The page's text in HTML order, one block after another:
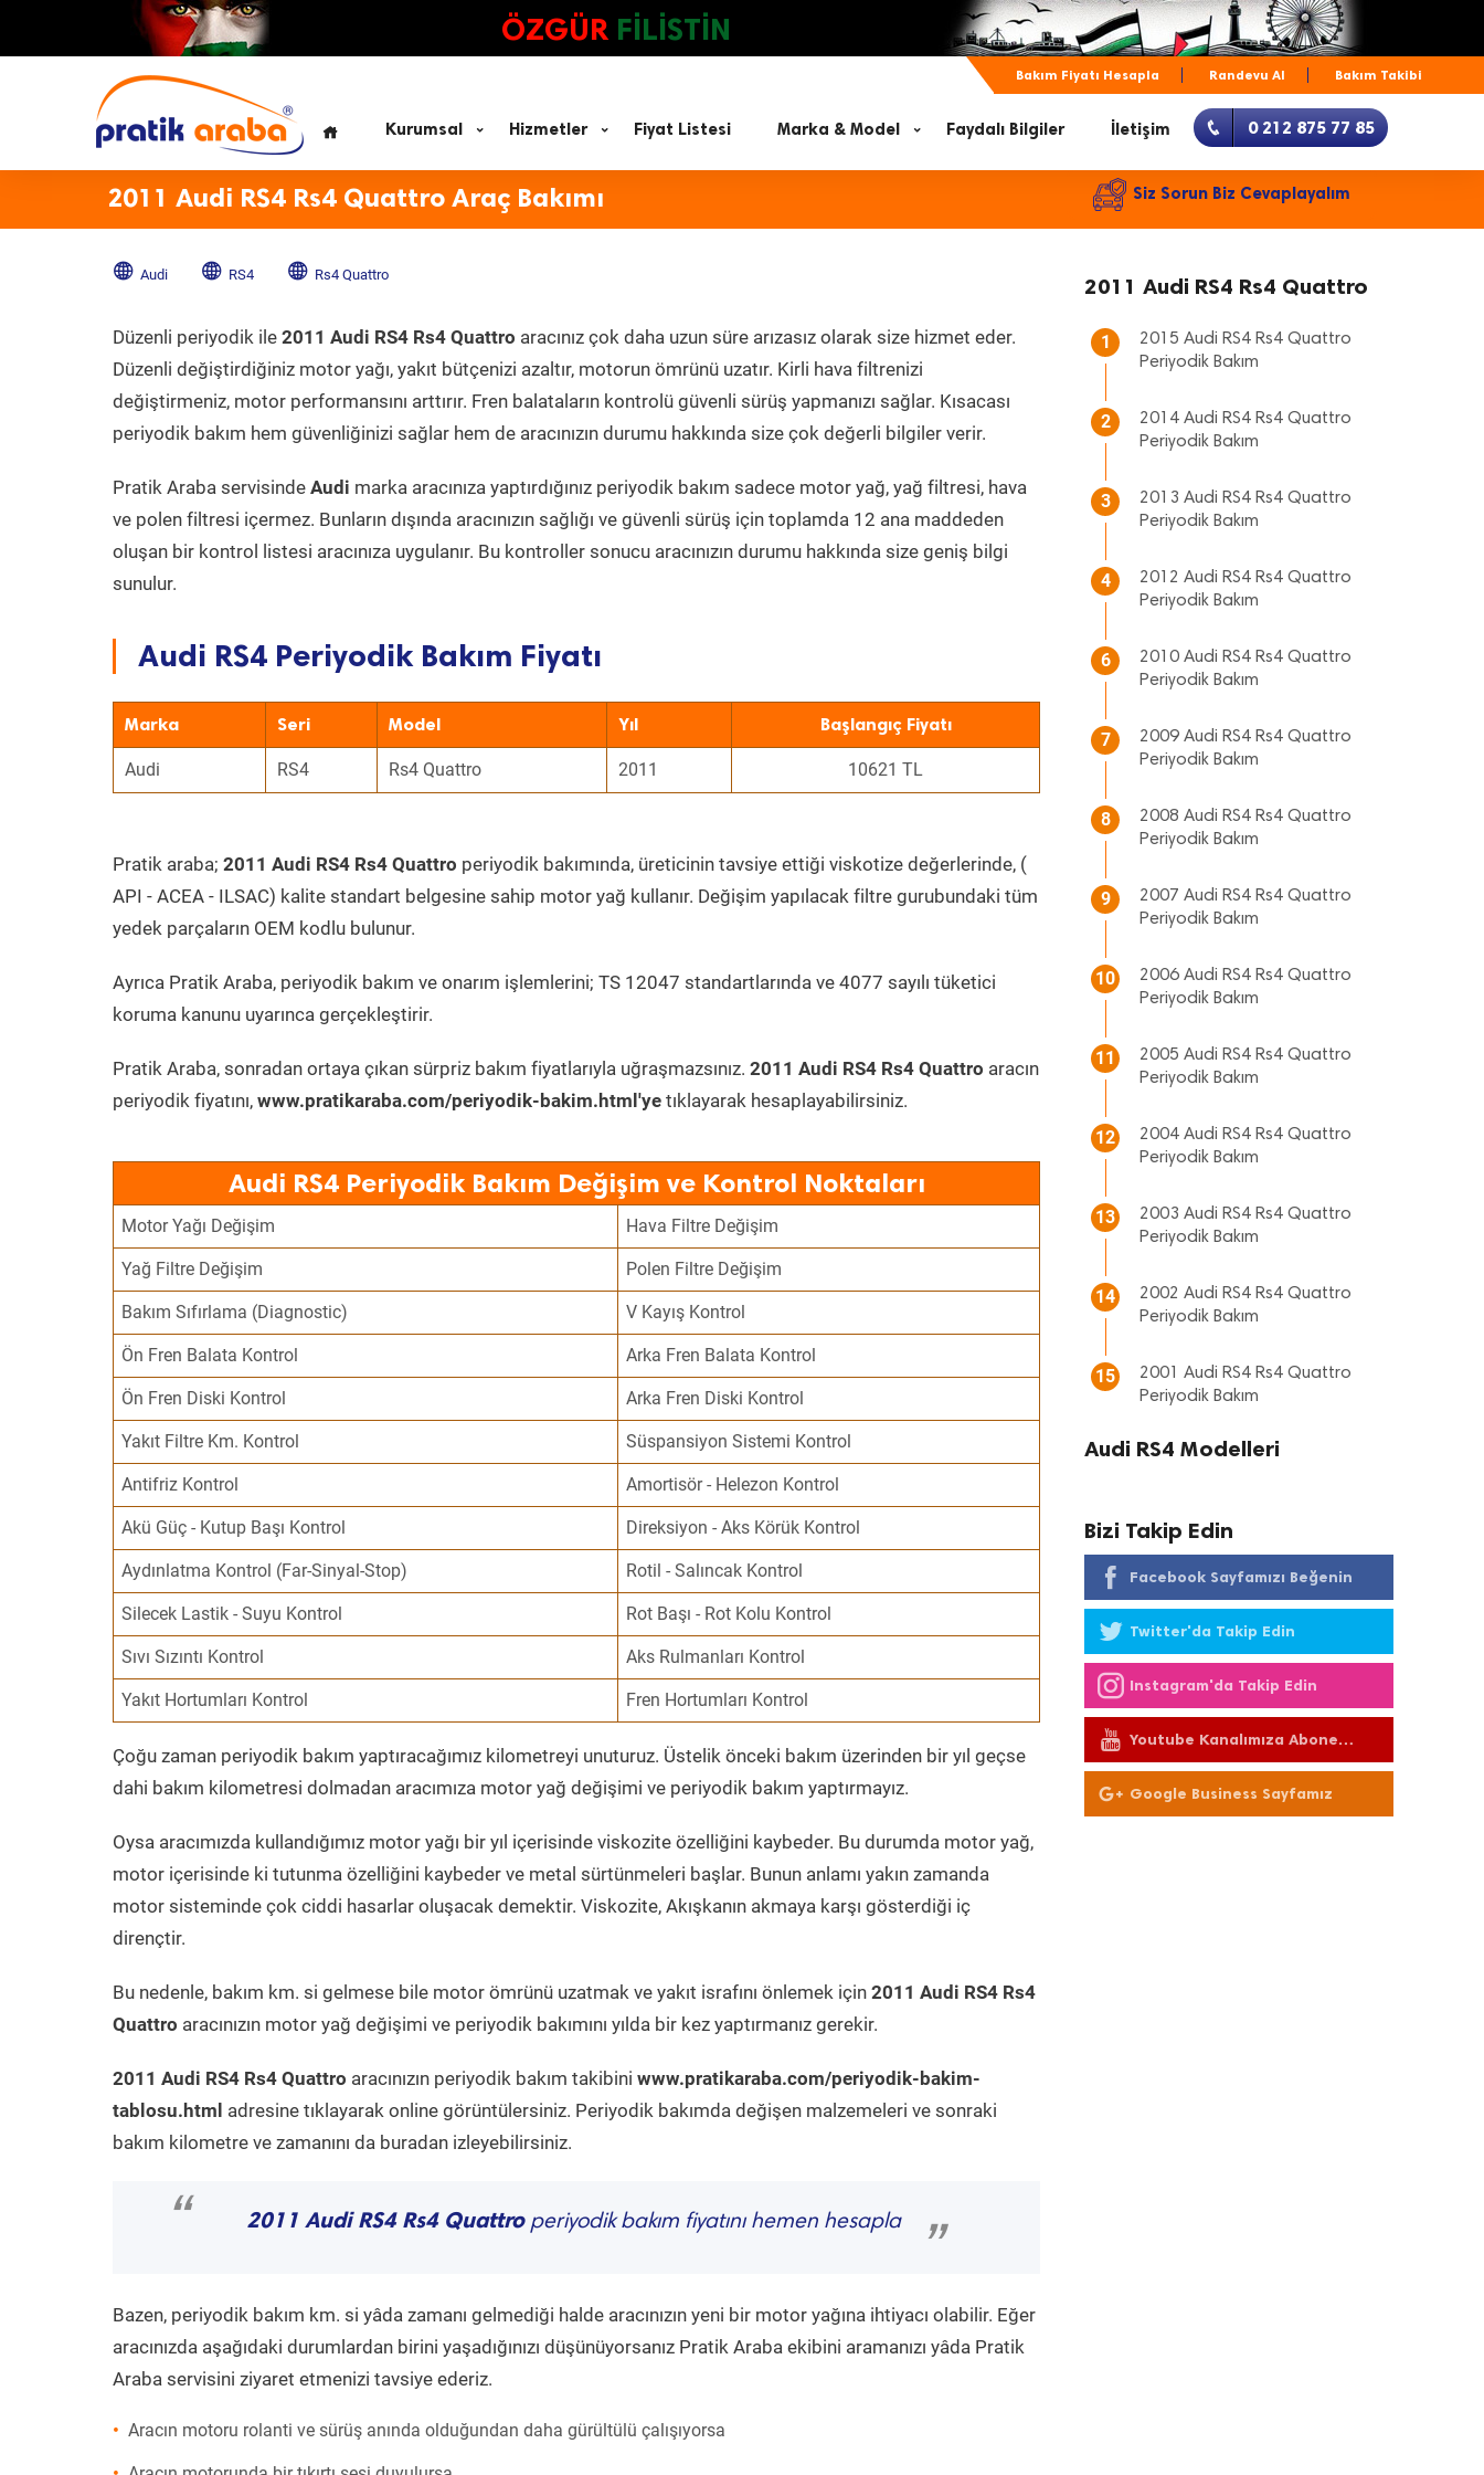
ÖZGÜR FİLİSTİN
Bakım Fiyatı Hesapla Randevu Al Bakım Takibi
Kurumsal Hizmetler Fiyat Listesi Marka & Model Faydalı Bilgiler İletişim 0 212 875 77 85
2011 Audi RS4 Rs4 Quattro Araç Bakımı Siz Sorun Biz Cevaplayalım
Audi RS4 Rs4 Quattro
Düzenli periyodik ile 2011 Audi RS4 Rs4 Quattro aracınız çok daha uzun süre arızasız olarak size hizmet eder.
Düzenli değiştirdiğiniz motor yağı, yakıt bütçenizi azaltır, motorun ömrünü uzatır. Kirli hava filtrenizi
değiştirmeniz, motor performansını arttırır. Fren balataların kontrolü güvenli sürüş yapmanızı sağlar. Kısacası
periyodik bakım hem güvenliğinizi sağlar hem de aracınızın durumu hakkında size çok değerli bilgiler verir.
Pratik Araba servisinde Audi marka aracınıza yaptırdığınız periyodik bakım sadece motor yağ, yağ filtresi, hava
ve polen filtresi içermez. Bunların dışında aracınızın sağlığı ve güvenli sürüş için toplamda 12 ana maddeden
oluşan bir kontrol listesi aracınıza uygulanır. Bu kontroller sonucu aracınızın durumu hakkında size geniş bilgi
sunulur.
Audi RS4 Periyodik Bakım Fiyatı
Marka Seri Model Yıl Başlangıç Fiyatı
Audi RS4 Rs4 Quattro 2011 10621 TL
Pratik araba; 2011 Audi RS4 Rs4 Quattro periyodik bakımında, üreticinin tavsiye ettiği viskotize değerlerinde, (
API - ACEA - ILSAC) kalite standart belgesine sahip motor yağ kullanır. Değişim yapılacak filtre gurubundaki tüm
yedek parçaların OEM kodlu bulunur.
Ayrıca Pratik Araba, periyodik bakım ve onarım işlemlerini; TS 12047 standartlarında ve 4077 sayılı tüketici
koruma kanunu uyarınca gerçekleştirir.
Pratik Araba, sonradan ortaya çıkan sürpriz bakım fiyatlarıyla uğraşmazsınız. 2011 Audi RS4 Rs4 Quattro aracın
periyodik fiyatını, www.pratikaraba.com/periyodik-bakim.html'ye tıklayarak hesaplayabilirsiniz.
Audi RS4 Periyodik Bakım Değişim ve Kontrol Noktaları
Motor Yağı Değişim Hava Filtre Değişim
Yağ Filtre Değişim Polen Filtre Değişim
Bakım Sıfırlama (Diagnostic) V Kayış Kontrol
Ön Fren Balata Kontrol Arka Fren Balata Kontrol
Ön Fren Diski Kontrol Arka Fren Diski Kontrol
Yakıt Filtre Km. Kontrol Süspansiyon Sistemi Kontrol
Antifriz Kontrol Amortisör - Helezon Kontrol
Akü Güç - Kutup Başı Kontrol Direksiyon - Aks Körük Kontrol
Aydınlatma Kontrol (Far-Sinyal-Stop) Rotil - Salıncak Kontrol
Silecek Lastik - Suyu Kontrol Rot Başı - Rot Kolu Kontrol
Sıvı Sızıntı Kontrol Aks Rulmanları Kontrol
Yakıt Hortumları Kontrol Fren Hortumları Kontrol
Çoğu zaman periyodik bakım yaptıracağımız kilometreyi unuturuz. Üstelik önceki bakım üzerinden bir yıl geçse
dahi bakım kilometresi dolmadan aracımıza motor yağ değişimi ve periyodik bakım yaptırmayız.
Oysa aracımızda kullandığımız motor yağı bir yıl içerisinde viskozite özelliğini kaybeder. Bu durumda motor yağ,
motor içerisinde ki tutunma özelliğini kaybeder ve metal sürtünmeleri başlar. Bunun anlamı yakın zamanda
motor sisteminde çok ciddi hasarlar oluşacak demektir. Viskozite, Akışkanın akmaya karşı gösterdiği iç
dirençtir.
Bu nedenle, bakım km. si gelmese bile motor ömrünü uzatmak ve yakıt israfını önlemek için 2011 Audi RS4 Rs4
Quattro aracınızın motor yağ değişimi ve periyodik bakımını yılda bir kez yaptırmanız gerekir.
2011 Audi RS4 Rs4 Quattro aracınızın periyodik bakım takibini www.pratikaraba.com/periyodik-bakim-
tablosu.html adresine tıklayarak online görüntülersiniz. Periyodik bakımda değişen malzemeleri ve sonraki
bakım kilometre ve zamanını da buradan izleyebilirsiniz.
“ 2011 Audi RS4 Rs4 Quattroperiyodik bakım fiyatını hemen hesapla
”
Bazen, periyodik bakım km. si yâda zamanı gelmediği halde aracınızın yeni bir motor yağına ihtiyacı olabilir. Eğer
aracınızda aşağıdaki durumlardan birini yaşadığınızı düşünüyorsanız Pratik Araba ekibini aramanızı yâda Pratik
Araba servisini ziyaret etmenizi tavsiye ederiz.
Aracın motoru rolanti ve sürüş anında olduğundan daha gürültülü çalışıyorsa
2011 Audi RS4 Rs4 Quattro
1
2015 Audi RS4 Rs4 Quattro
Periyodik Bakım
2
2014 Audi RS4 Rs4 Quattro
Periyodik Bakım
3
2013 Audi RS4 Rs4 Quattro
Periyodik Bakım
4
2012 Audi RS4 Rs4 Quattro
Periyodik Bakım
6
2010 Audi RS4 Rs4 Quattro
Periyodik Bakım
7
2009 Audi RS4 Rs4 Quattro
Periyodik Bakım
8
2008 Audi RS4 Rs4 Quattro
Periyodik Bakım
9
2007 Audi RS4 Rs4 Quattro
Periyodik Bakım
10
2006 Audi RS4 Rs4 Quattro
Periyodik Bakım
11
2005 Audi RS4 Rs4 Quattro
Periyodik Bakım
12
2004 Audi RS4 Rs4 Quattro
Periyodik Bakım
13
2003 Audi RS4 Rs4 Quattro
Periyodik Bakım
14
2002 Audi RS4 Rs4 Quattro
Periyodik Bakım
15
2001 Audi RS4 Rs4 Quattro
Periyodik Bakım
Audi RS4 Modelleri
Bizi Takip Edin
Facebook Sayfamızı Beğenin
Twitter'da Takip Edin
Instagram'da Takip Edin
Youtube Kanalımıza Abone
Olun
Google Business Sayfamız